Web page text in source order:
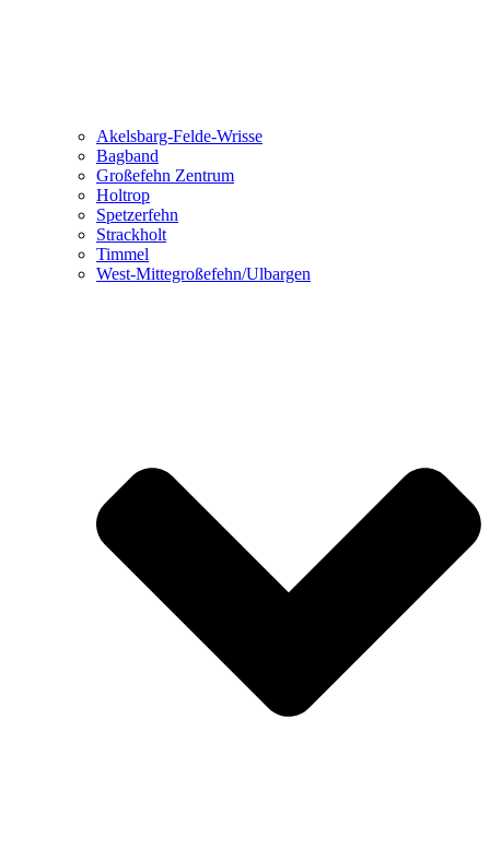
Akelsbarg-Felde-Wrisse
Bagband
Großefehn Zentrum
Holtrop
Spetzerfehn
Strackholt
Timmel
West-Mittegroßefehn/Ulbargen